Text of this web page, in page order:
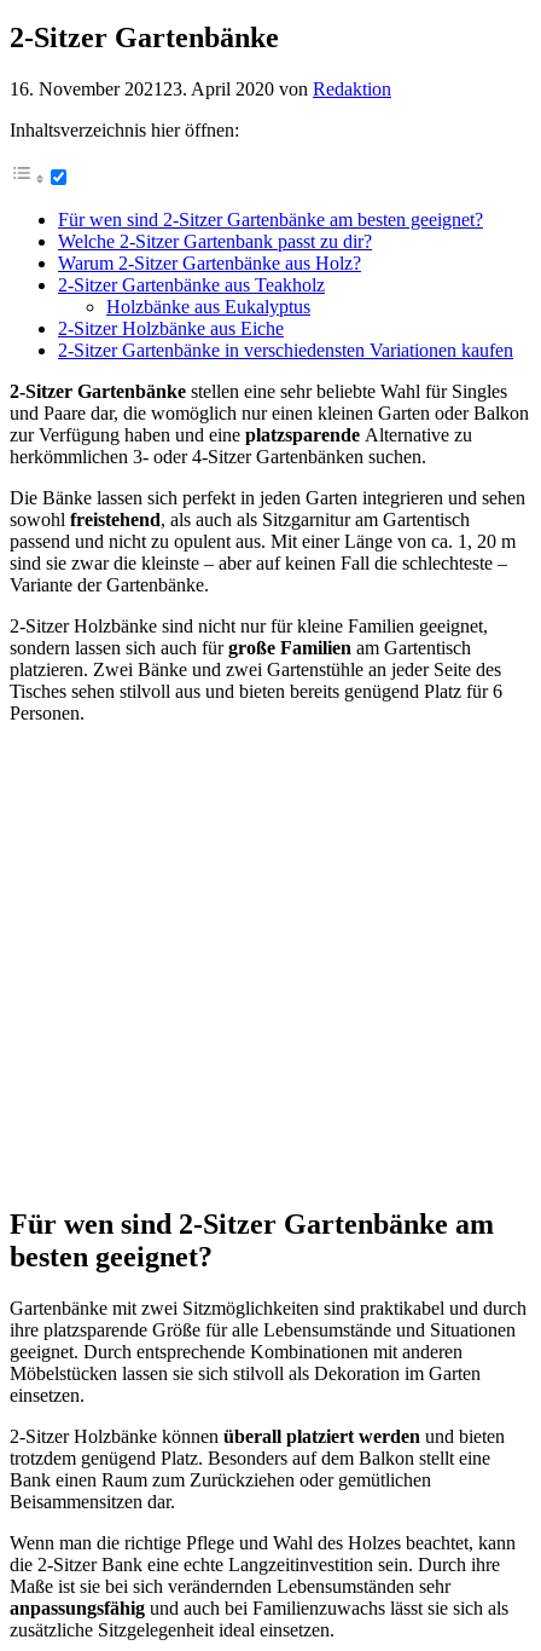
2-Sitzer Gartenbänke
16. November 2021 23. April 2020 von Redaktion
Inhaltsverzeichnis hier öffnen:
Für wen sind 2-Sitzer Gartenbänke am besten geeignet?
Welche 2-Sitzer Gartenbank passt zu dir?
Warum 2-Sitzer Gartenbänke aus Holz?
2-Sitzer Gartenbänke aus Teakholz
Holzbänke aus Eukalyptus
2-Sitzer Holzbänke aus Eiche
2-Sitzer Gartenbänke in verschiedensten Variationen kaufen
2-Sitzer Gartenbänke stellen eine sehr beliebte Wahl für Singles
und Paare dar, die womöglich nur einen kleinen Garten oder Balkon
zur Verfügung haben und eine platzsparende Alternative zu
herkömmlichen 3- oder 4-Sitzer Gartenbänken suchen.
Die Bänke lassen sich perfekt in jeden Garten integrieren und sehen
sowohl freistehend, als auch als Sitzgarnitur am Gartentisch
passend und nicht zu opulent aus. Mit einer Länge von ca. 1, 20 m
sind sie zwar die kleinste – aber auf keinen Fall die schlechteste –
Variante der Gartenbänke.
2-Sitzer Holzbänke sind nicht nur für kleine Familien geeignet,
sondern lassen sich auch fürgroße Familien am Gartentisch
platzieren. Zwei Bänke und zwei Gartenstühle an jeder Seite des
Tisches sehen stilvoll aus und bieten bereits genügend Platz für 6
Personen.
Für wen sind 2-Sitzer Gartenbänke am
besten geeignet?
Gartenbänke mit zwei Sitzmöglichkeiten sind praktikabel und durch
ihre platzsparende Größe für alle Lebensumstände und Situationen
geeignet. Durch entsprechende Kombinationen mit anderen
Möbelstücken lassen sie sich stilvoll als Dekoration im Garten
einsetzen.
2-Sitzer Holzbänke können überall platziert werden und bieten
trotzdem genügend Platz. Besonders auf dem Balkon stellt eine
Bank einen Raum zum Zurückziehen oder gemütlichen
Beisammensitzen dar.
Wenn man die richtige Pflege und Wahl des Holzes beachtet, kann
die 2-Sitzer Bank eine echte Langzeitinvestition sein. Durch ihre
Maße ist sie bei sich verändernden Lebensumständen sehr
anpassungsfähig und auch bei Familienzuwachs lässt sie sich als
zusätzliche Sitzgelegenheit ideal einsetzen.